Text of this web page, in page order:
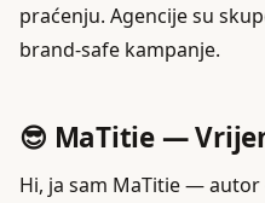
praćenju. Agencije su
brand-safe kampanje.
😎 MaTitie —
Hi, ja sam MaTitie —